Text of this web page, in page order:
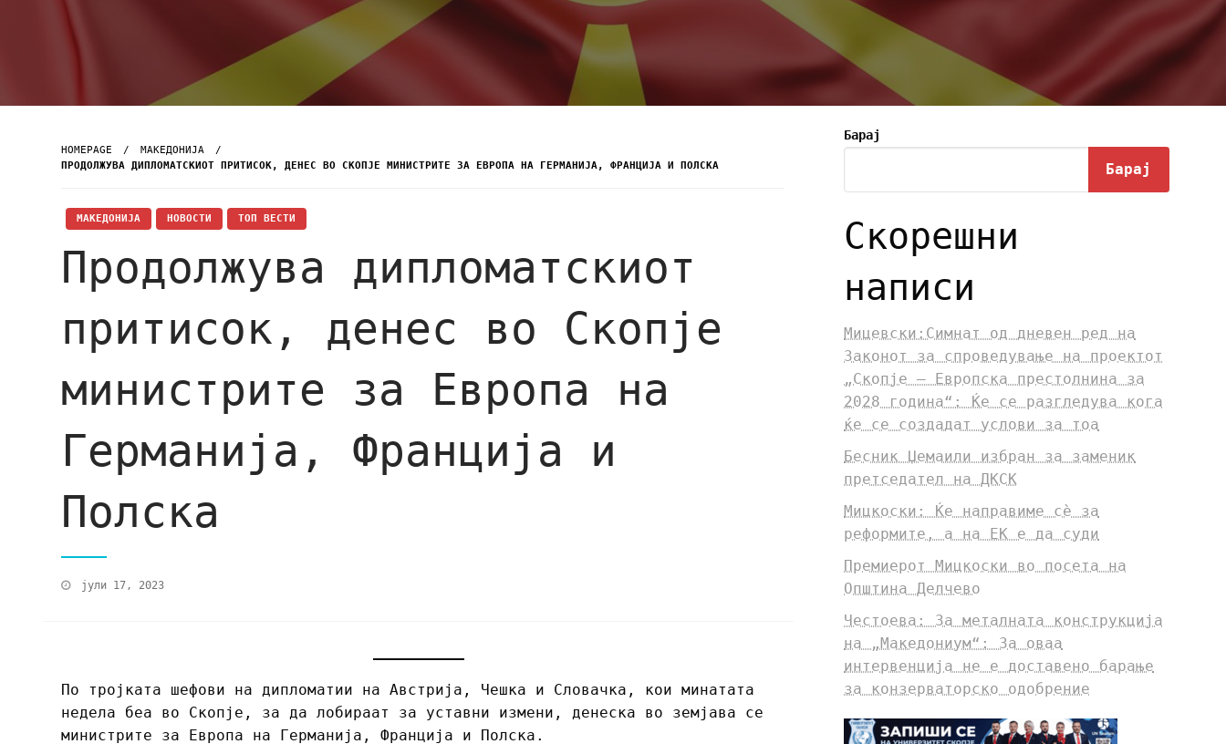
HOMEPAGE
МАКЕДОНИЈА
ПРОДОЛЖУВА ДИПЛОМАТСКИОТ ПРИТИСОК, ДЕНЕС ВО СКОПЈЕ МИНИСТРИТЕ ЗА ЕВРОПА НА ГЕРМАНИЈА, ФРАНЦИЈА И ПОЛСКА
МАКЕДОНИЈА НОВОСТИ ТОП ВЕСТИ
Продолжува дипломатскиот
притисок, денес во Скопје
министрите за Европа на
Германија, Франција и
Полска
јули 17, 2023
По тројката шефови на дипломатии на Австрија, Чешка и Словачка, кои минатата
недела беа во Скопје, за да лобираат за уставни измени, денеска во земјава се
министрите за Европа на Германија, Франција и Полска.
Барај
Барај
Скорешни
написи
Мицевски:Симнат од дневен ред на
Законот за спроведување на проектот
„Скопје – Европска престолнина за
2028 година“: Ќе се разгледува кога
ќе се создадат услови за тоа
Бесник Џемаили избран за заменик
претседател на ДКСК
Мицкоски: Ќе направиме сè за
реформите, а на ЕК е да суди
Премиерот Мицкоски во посета на
Општина Делчево
Честоева: За металната конструкција
на „Македониум“: За оваа
интервенција не е доставено барање
за конзерваторско одобрение